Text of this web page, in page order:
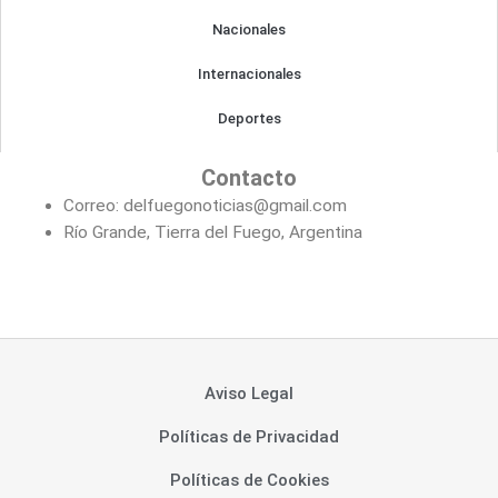
Nacionales
Internacionales
Deportes
Contacto
Correo: delfuegonoticias@gmail.com
Río Grande, Tierra del Fuego, Argentina
Aviso Legal
Políticas de Privacidad
Políticas de Cookies